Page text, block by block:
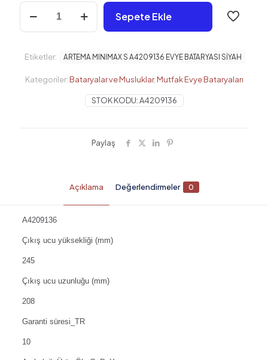
ARTEMA
MINIMAX
S
BATARYASI
adet
Sepete Ekle
STOK KODU:A4209136
Kategoriler: Bataryalar ve Musluklar, Mutfak Evye Bataryaları
Etiketler: ARTEMA MINIMAX S A4209136 EVYE BATARYASI SİYAH
Paylaş
Açıklama Değerlendirmeler 0
A4209136
Çıkış ucu yüksekliği (mm)
245
Çıkış ucu uzunluğu (mm)
208
Garanti süresi_TR
10